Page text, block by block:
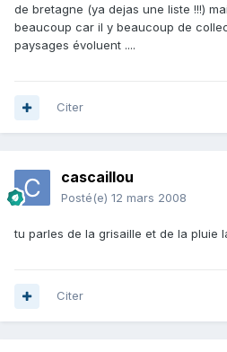
de bretagne (ya dejas une liste !!!)
beaucoup car il y beaucoup de
paysages évoluent ....
Citer
cascaillou
Posté(e) 12 mars 2008
tu parles de la grisaille et de la pluie
Citer